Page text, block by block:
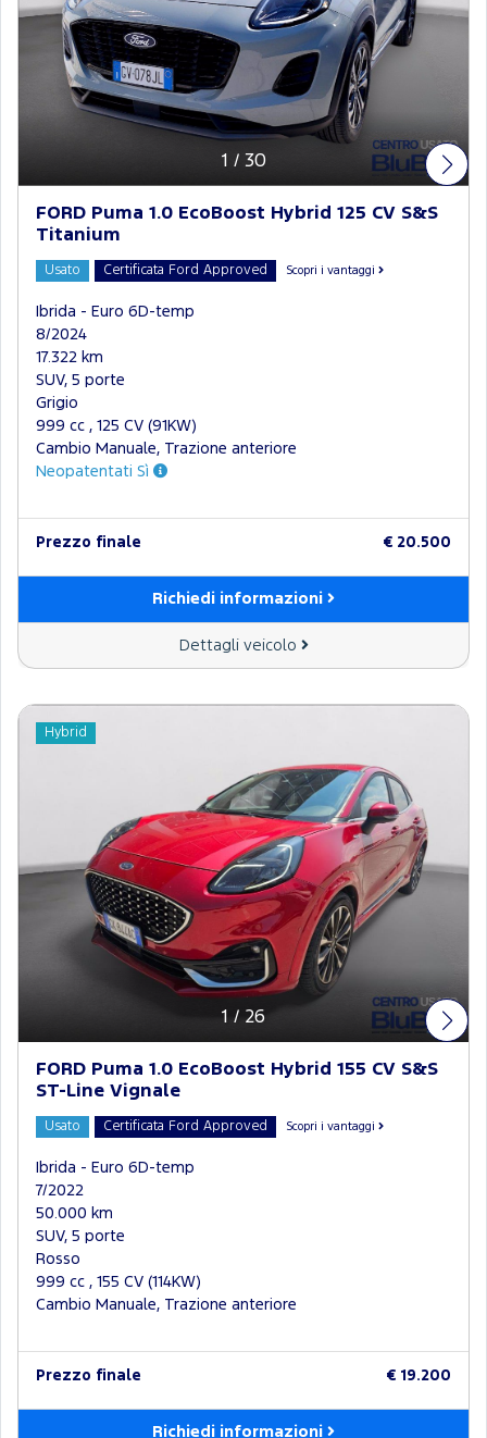
1 / 30
FORD Puma 1.0 EcoBoost Hybrid 125 CV S&S
Titanium
Usato Certificata Ford Approved Scopri i vantaggi
Ibrida - Euro 6D-temp
8/2024
17.322 km
SUV, 5 porte
Grigio
999 cc , 125 CV (91KW)
Cambio Manuale, Trazione anteriore
Neopatentati Sì
Prezzo finale € 20.500
Richiedi informazioni
Dettagli veicolo
1 / 26
Hybrid
FORD Puma 1.0 EcoBoost Hybrid 155 CV S&S
ST-Line Vignale
Usato Certificata Ford Approved Scopri i vantaggi
Ibrida - Euro 6D-temp
7/2022
50.000 km
SUV, 5 porte
Rosso
999 cc , 155 CV (114KW)
Cambio Manuale, Trazione anteriore
Prezzo finale € 19.200
Richiedi informazioni